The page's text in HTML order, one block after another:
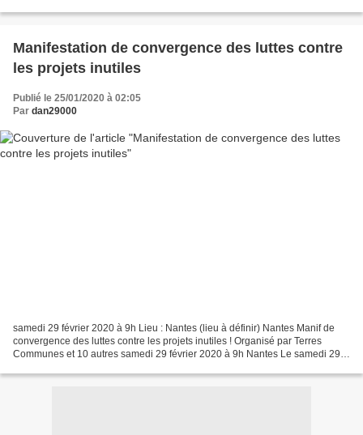
Manifestation de convergence des luttes contre
les projets inutiles
Publié le 25/01/2020 à 02:05
Par dan29000
samedi 29 février 2020 à 9h Lieu : Nantes (lieu à définir) Nantes Manif de
convergence des luttes contre les projets inutiles ! Organisé par Terres
Communes et 10 autres samedi 29 février 2020 à 9h Nantes Le samedi 29